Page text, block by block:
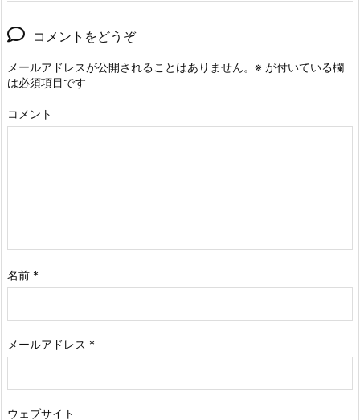
コメントをどうぞ
メールアドレスが公開されることはありません。 ※ が付いている欄
は必須項目です
コメント
名前 *
メールアドレス *
ウェブサイト